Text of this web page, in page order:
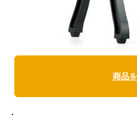
商品